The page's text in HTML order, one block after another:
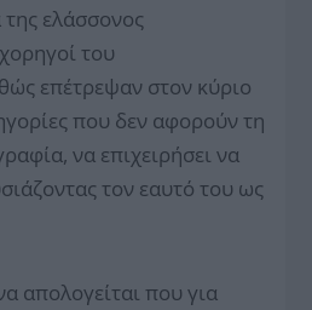
ελάσσονος
του
επέτρεψαν στον κύριο
που δεν αφορούν τη
να επιχειρήσει να
τον εαυτό του ως
απολογείται που για